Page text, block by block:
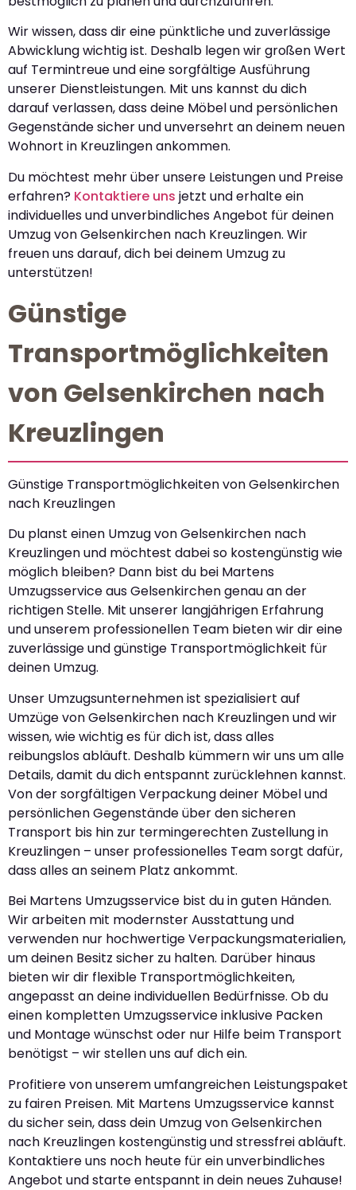
Wir wissen, dass dir eine pünktliche und zuverlässige
Abwicklung wichtig ist. Deshalb legen wir großen Wert
auf Termintreue und eine sorgfältige Ausführung
unserer Dienstleistungen. Mit uns kannst du dich
darauf verlassen, dass deine Möbel und persönlichen
Gegenstände sicher und unversehrt an deinem neuen
Wohnort in Kreuzlingen ankommen.
Du möchtest mehr über unsere Leistungen und Preise
erfahren? Kontaktiere uns jetzt und erhalte ein
individuelles und unverbindliches Angebot für deinen
Umzug von Gelsenkirchen nach Kreuzlingen. Wir
freuen uns darauf, dich bei deinem Umzug zu
unterstützen!
Günstige
Transportmöglichkeiten
von Gelsenkirchen nach
Kreuzlingen
Günstige Transportmöglichkeiten von Gelsenkirchen
nach Kreuzlingen
Du planst einen Umzug von Gelsenkirchen nach
Kreuzlingen und möchtest dabei so kostengünstig wie
möglich bleiben? Dann bist du bei Martens
Umzugsservice aus Gelsenkirchen genau an der
richtigen Stelle. Mit unserer langjährigen Erfahrung
und unserem professionellen Team bieten wir dir eine
zuverlässige und günstige Transportmöglichkeit für
deinen Umzug.
Unser Umzugsunternehmen ist spezialisiert auf
Umzüge von Gelsenkirchen nach Kreuzlingen und wir
wissen, wie wichtig es für dich ist, dass alles
reibungslos abläuft. Deshalb kümmern wir uns um alle
Details, damit du dich entspannt zurücklehnen kannst.
Von der sorgfältigen Verpackung deiner Möbel und
persönlichen Gegenstände über den sicheren
Transport bis hin zur termingerechten Zustellung in
Kreuzlingen – unser professionelles Team sorgt dafür,
dass alles an seinem Platz ankommt.
Bei Martens Umzugsservice bist du in guten Händen.
Wir arbeiten mit modernster Ausstattung und
verwenden nur hochwertige Verpackungsmaterialien,
um deinen Besitz sicher zu halten. Darüber hinaus
bieten wir dir flexible Transportmöglichkeiten,
angepasst an deine individuellen Bedürfnisse. Ob du
einen kompletten Umzugsservice inklusive Packen
und Montage wünschst oder nur Hilfe beim Transport
benötigst – wir stellen uns auf dich ein.
Profitiere von unserem umfangreichen Leistungspaket
zu fairen Preisen. Mit Martens Umzugsservice kannst
du sicher sein, dass dein Umzug von Gelsenkirchen
nach Kreuzlingen kostengünstig und stressfrei abläuft.
Kontaktiere uns noch heute für ein unverbindliches
Angebot und starte entspannt in dein neues Zuhause!